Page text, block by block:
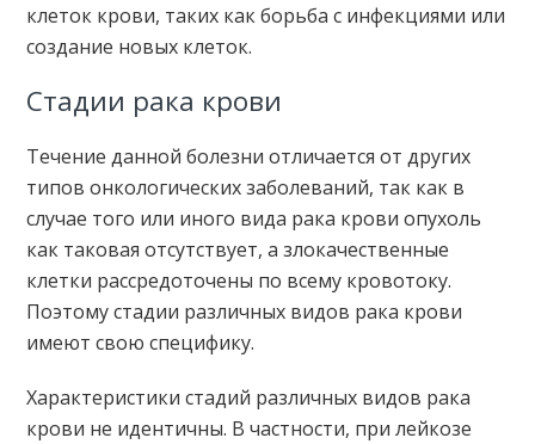
клеток крови, таких как борьба с инфекциями или
создание новых клеток.
Стадии рака крови
Течение данной болезни отличается от других
типов онкологических заболеваний, так как в
случае того или иного вида рака крови опухоль
как таковая отсутствует, а злокачественные
клетки рассредоточены по всему кровотоку.
Поэтому стадии различных видов рака крови
имеют свою специфику.
Характеристики стадий различных видов рака
крови не идентичны. В частности, при лейкозе